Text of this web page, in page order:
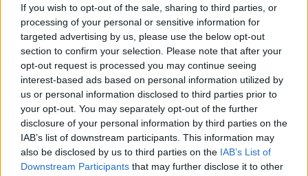
If you wish to opt-out of the sale, sharing to third parties, or
processing of your personal or sensitive information for
targeted advertising by us, please use the below opt-out
section to confirm your selection. Please note that after your
opt-out request is processed you may continue seeing
interest-based ads based on personal information utilized by
us or personal information disclosed to third parties prior to
your opt-out. You may separately opt-out of the further
disclosure of your personal information by third parties on the
IAB’s list of downstream participants. This information may
also be disclosed by us to third parties on the IAB’s List of
Downstream Participants that may further disclose it to other
All’ultimo respiro dei tempi supplementari
Il rapporto conWengersi è evoluto da attrazione fatale a
fiducia totale. In mezzo, una miscela fatta di sostanza e
affidabilità, il carburante ideale per alimentare una
relazione allenatore-giocatore. Il fatto che l’alsaziano non
ci rinunci praticamente mai e, pur di metterlo in campo, lo
sacrifichi anche sulla fascia destra non è cosa di poco
conto. Nessuno comeRamseyriesce a garantire
equilibrio a una squadra storicamente votata all’attacco,
facendo bene tante cose nell’arco degli stessi 90 minuti.
Eccellere nel fondamentale dell’inserimento da dietro, per